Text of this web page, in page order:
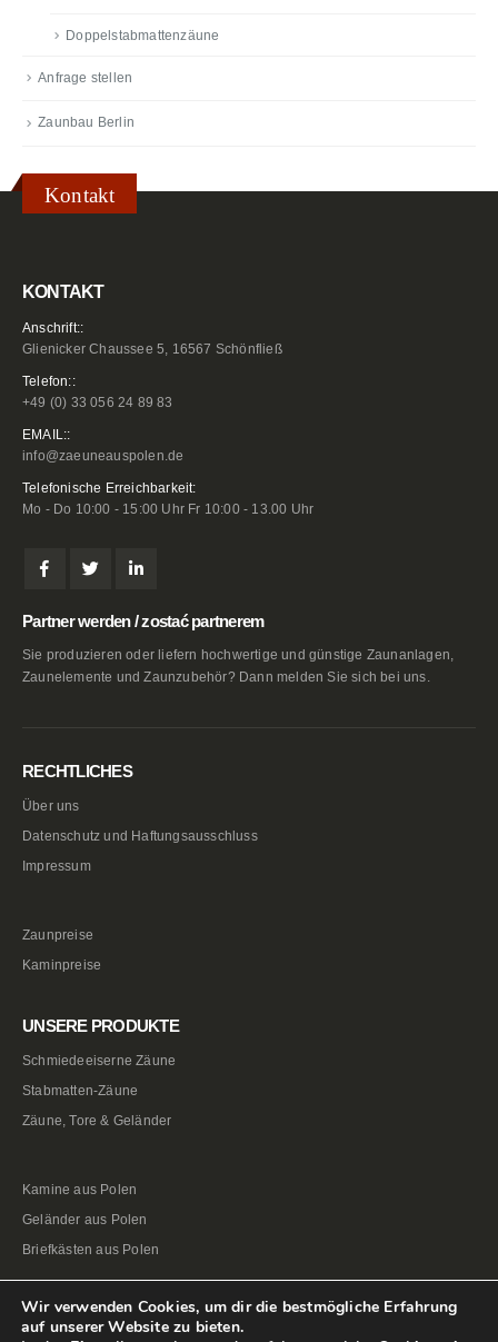
Doppelstabmattenzäune
Anfrage stellen
Zaunbau Berlin
Kontakt
KONTAKT
Anschrift::
Glienicker Chaussee 5, 16567 Schönfließ
Telefon::
+49 (0) 33 056 24 89 83
EMAIL::
info@zaeuneauspolen.de
Telefonische Erreichbarkeit:
Mo - Do 10:00 - 15:00 Uhr Fr 10:00 - 13.00 Uhr
Partner werden / zostać partnerem
Sie produzieren oder liefern hochwertige und günstige Zaunanlagen,
Zaunelemente und Zaunzubehör? Dann melden Sie sich bei uns.
RECHTLICHES
Über uns
Datenschutz und Haftungsausschluss
Impressum
Zaunpreise
Kaminpreise
UNSERE PRODUKTE
Schmiedeeiserne Zäune
Stabmatten-Zäune
Zäune, Tore & Geländer
Kamine aus Polen
Geländer aus Polen
Briefkästen aus Polen
Wir verwenden Cookies, um dir die bestmögliche Erfahrung
auf unserer Website zu bieten.